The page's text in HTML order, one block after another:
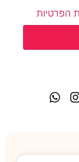
הפרטיות